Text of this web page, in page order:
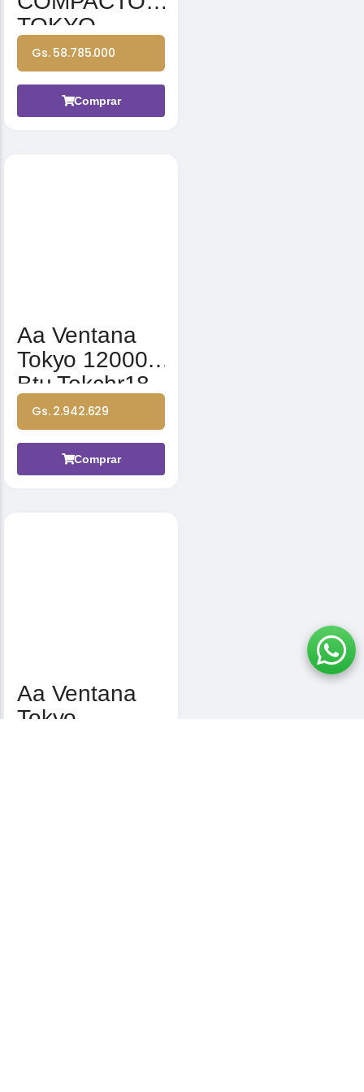
TOKYO
TRCT180CW
N1
180000BTU
380-415V 3N
Gs. 58.785.000
Comprar
Aa Ventana
Tokyo 12000
Btu Tokchr18-
12bt1
Frio/calor Con
Control
Remoto
Gs. 2.942.629
Comprar
Aa Ventana
Tokyo